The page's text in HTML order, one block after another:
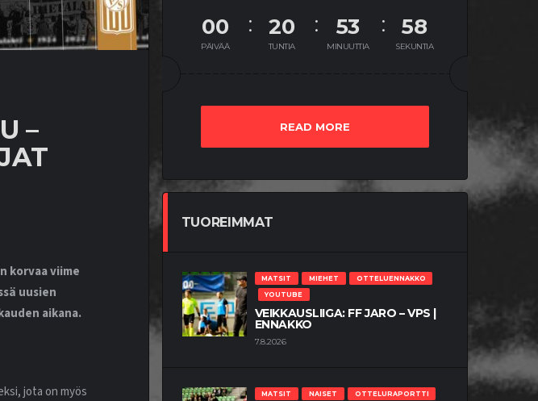
–
korvaa viime
uusien
aikana.
jota on myös
00
PÄIVÄÄ
20
TUNTIA
53
MINUUTTIA
57
SEKUNTIA
READ MORE
TUOREIMMAT
MATSIT MIEHET
OTTELUENNAKKO
YOUTUBE
VEIKKAUSLIIGA: FF JARO – VPS |
ENNAKKO
7.8.2026
MATSIT NAISET OTTELURAPORTTI